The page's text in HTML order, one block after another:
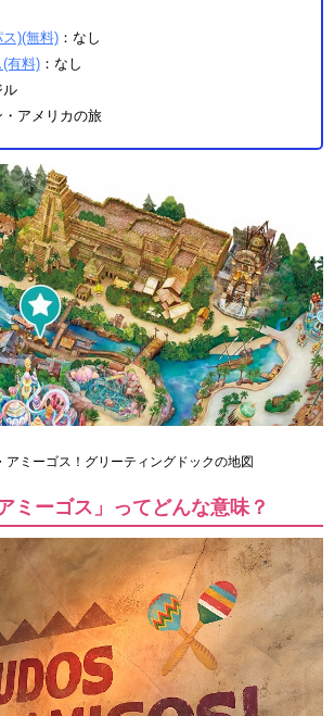
)(無料)：なし
有料)：なし
ル
アメリカの旅
アミーゴス！グリーティングドックの地図
ミーゴス」ってどんな意味？